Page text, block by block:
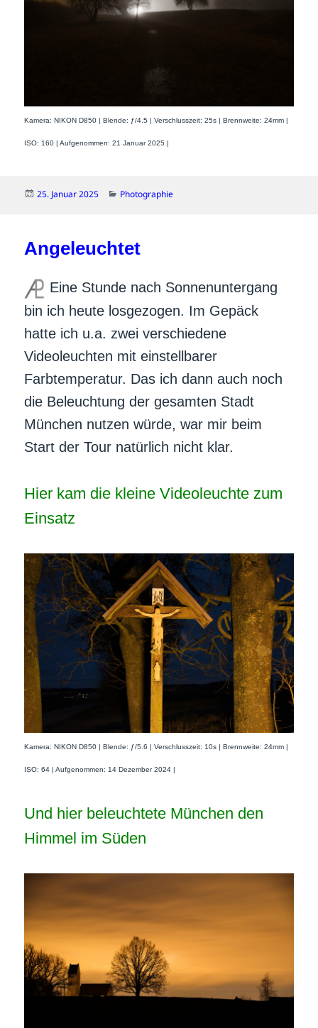
Kamera: NIKON D850 | Blende: ƒ/4.5 | Verschlusszeit: 25s | Brennweite: 24mm |
ISO: 160 | Aufgenommen: 21 Januar 2025 |
Veröffentlicht
25. Januar 2025 Kategorien
Photographie
Angeleuchtet
Eine Stunde nach Sonnenuntergang
bin ich heute losgezogen. Im Gepäck
hatte ich u.a. zwei verschiedene
Videoleuchten mit einstellbarer
Farbtemperatur. Das ich dann auch noch
die Beleuchtung der gesamten Stadt
München nutzen würde, war mir beim
Start der Tour natürlich nicht klar.
Hier kam die kleine Videoleuchte zum
Einsatz
Kamera: NIKON D850 | Blende: ƒ/5.6 | Verschlusszeit: 10s | Brennweite: 24mm |
ISO: 64 | Aufgenommen: 14 Dezember 2024 |
Und hier beleuchtete München den
Himmel im Süden